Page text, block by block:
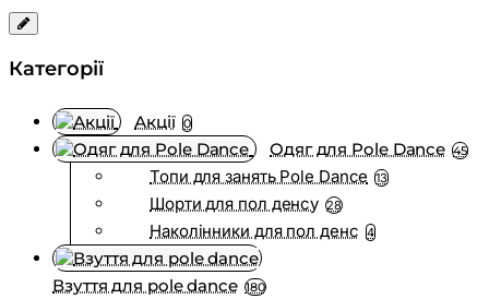
Категорії
Акції 0
Одяг для Pole Dance 45
Топи для занять Pole Dance 13
Шорти для пол денсу 28
Наколінники для пол денс 4
Взуття для pole dance 180